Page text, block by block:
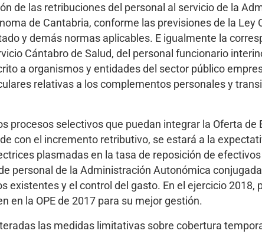
de las retribuciones del personal al servicio de la
de Cantabria, conforme las previsiones de la Ley
y demás normas aplicables. E igualmente la
Cántabro de Salud, del personal funcionario
a organismos y entidades del sector público
relativas a los complementos personales y
procesos selectivos que puedan integrar la Oferta
con el incremento retributivo, se estará a la
plasmadas en la tasa de reposición de
personal de la Administración Autonómica
existentes y el control del gasto. En el ejercicio 2018,
en la OPE de 2017 para su mejor gestión.
las medidas limitativas sobre cobertura